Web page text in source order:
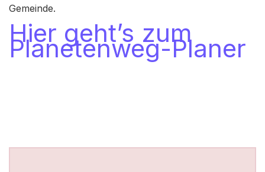
Gemeinde.
Hier geht’s zum
Planetenweg-Planer